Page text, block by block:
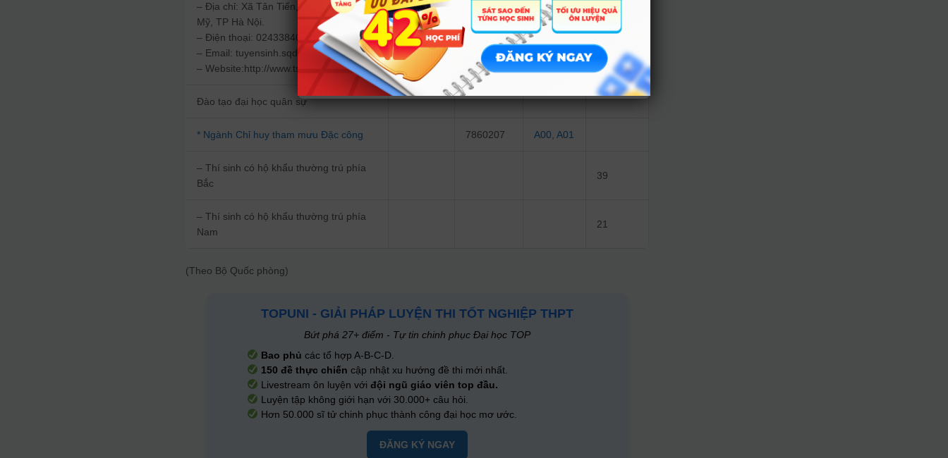
– Địa chỉ: Xã Tân Tiến, huyện Chương
Mỹ, TP Hà Nội.
– Điện thoại: 02433840625.
– Email: tuyensinh.sqdc@gmai.com.
– Website:http://www.tsqdc.edu.vn.
Đào tạo đại học quân sự
* Ngành Chỉ huy tham mưu Đặc công 7860207 A00 ,A01
– Thí sinh có hộ khẩu thường trú phía
Bắc
39
– Thí sinh có hộ khẩu thường trú phía
Nam
21
(Theo Bộ Quốc phòng)
TOPUNI - GIẢI PHÁP LUYỆN THI TỐT NGHIỆP THPT
Bứt phá 27+ điểm - Tự tin chinh phục Đại học TOP
Bao phủ các tổ hợp A-B-C-D.
150 đề thực chiến cập nhật xu hướng đề thi mới nhất.
Livestream ôn luyện với đội ngũ giáo viên top đầu.
Luyện tập không giới hạn với 30.000+ câu hỏi.
Hơn 50.000 sĩ tử chinh phục thành công đại học mơ ước.
ĐĂNG KÝ NGAY